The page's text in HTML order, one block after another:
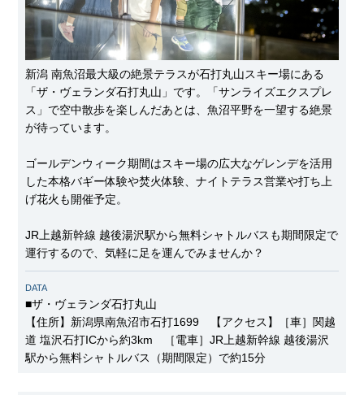
新潟 南魚沼最大級の絶景テラスが石打丸山スキー場にある
「ザ・ヴェランダ石打丸山」です。「サンライズエクスプレ
ス」で空中散歩を楽しんだあとは、魚沼平野を一望する絶景
が待っています。
ゴールデンウィーク期間はスキー場の広大なゲレンデを活用
した本格バギー体験や焚火体験、ナイトテラス営業や打ち上
げ花火も開催予定。
JR上越新幹線 越後湯沢駅から無料シャトルバスも期間限定で
運行するので、気軽に足を運んでみませんか？
DATA
■ザ・ヴェランダ石打丸山
【住所】新潟県南魚沼市石打1699 【アクセス】［車］関越
道 塩沢石打ICから約3km ［電車］JR上越新幹線 越後湯沢
駅から無料シャトルバス（期間限定）で約15分